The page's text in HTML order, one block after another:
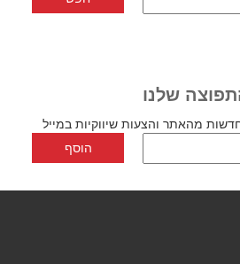
שלנו
מהאתר והצעות שיווקיות במייל